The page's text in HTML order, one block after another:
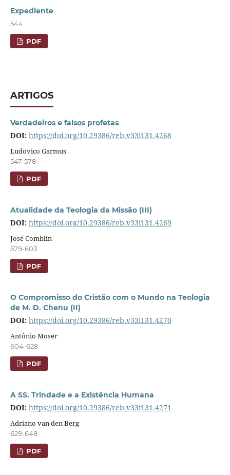
Expediente
544
PDF
ARTIGOS
Verdadeiros e falsos profetas
DOI: https://doi.org/10.29386/reb.v33i131.4268
Ludovico Garmus
547-578
PDF
Atualidade da Teologia da Missão (III)
DOI: https://doi.org/10.29386/reb.v33i131.4269
José Comblin
579-603
PDF
O Compromisso do Cristão com o Mundo na Teologia
de M. D. Chenu (II)
DOI: https://doi.org/10.29386/reb.v33i131.4270
Antônio Moser
604-628
PDF
A SS. Trindade e a Existência Humana
DOI: https://doi.org/10.29386/reb.v33i131.4271
Adriano van den Berg
629-648
PDF